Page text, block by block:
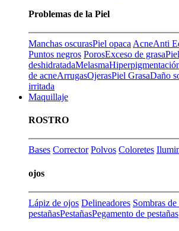
Problemas de la Piel
Manchas oscurasPiel opaca AcneAnti
Puntos negros PorosExceso de grasa
deshidratadaMelasma
de acneArrugasOjerasPiel GrasaDaño
irritada
Maquillaje
ROSTRO
Bases Corrector Polvos Coloretes
ojos
Lápiz de ojos Delineadores Sombras
pestañasPestañasPegamento de pestañas